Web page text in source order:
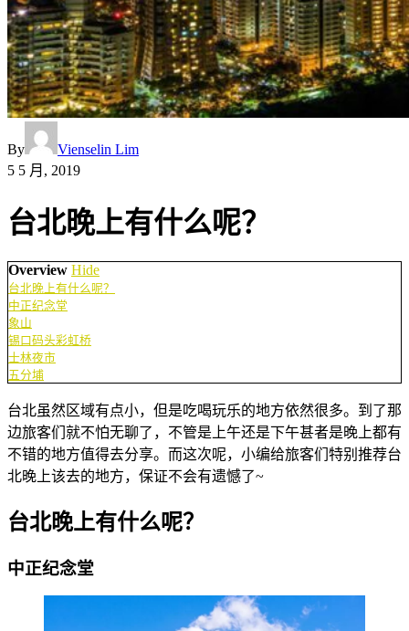
By
Vienselin Lim
5 5 月, 2019
台北晚上有什么呢？
Overview Hide
台北晚上有什么呢？
中正纪念堂
象山
锡口码头彩虹桥
士林夜市
五分埔
台北虽然区域有点小，但是吃喝玩乐的地方依然很多。到了那
边旅客们就不怕无聊了，不管是上午还是下午甚者是晚上都有
不错的地方值得去分享。而这次呢，小编给旅客们特别推荐台
北晚上该去的地方，保证不会有遗憾了~
台北晚上有什么呢？
中正纪念堂